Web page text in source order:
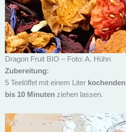
Dragon Fruit BIO – Foto: A. Hühn
Zubereitung:
5 Teelöffel mit einem Liter kochenden
bis 10 Minuten ziehen lassen.